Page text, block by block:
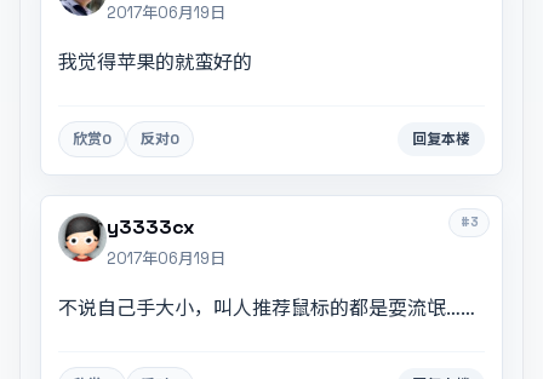
2017年06月19日
我觉得苹果的就蛮好的
欣赏0 反对0 回复本楼
#3
y3333cx
2017年06月19日
不说自己手大小，叫人推荐鼠标的都是耍流氓……